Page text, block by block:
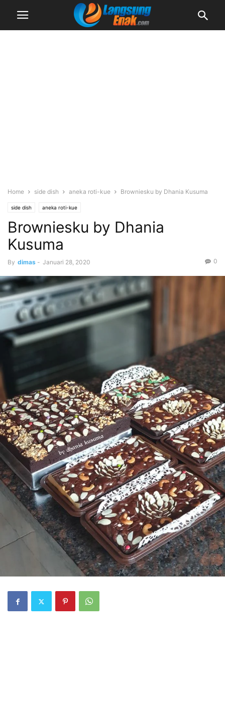
Home side dish aneka roti-kue Browniesku by Dhania Kusuma
side dish aneka roti-kue
Browniesku by Dhania
Kusuma
By dimas - Januari 28, 2020 0